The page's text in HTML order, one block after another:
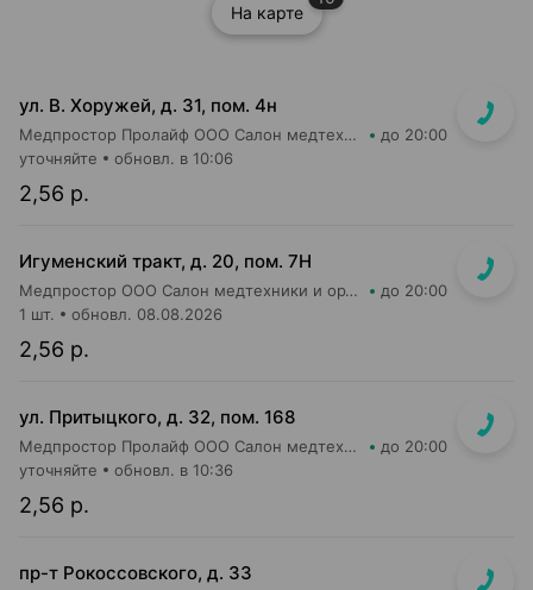
На карте
ул. В. Хоружей, д. 31, пом. 4н
Медпростор Пролайф ООО Салон медтехники и ортопедии №51 до 20:00
2,56 р.
уточняйте обновл. в 10:06
Игуменский тракт, д. 20, пом. 7Н
Медпростор ООО Салон медтехники и ортопедии №4 до 20:00
2,56 р.
1 шт. обновл. 08.08.2026
ул. Притыцкого, д. 32, пом. 168
Медпростор Пролайф ООО Салон медтехники и ортопедии №52 до 20:00
2,56 р.
уточняйте обновл. в 10:36
пр-т Рокоссовского, д. 33